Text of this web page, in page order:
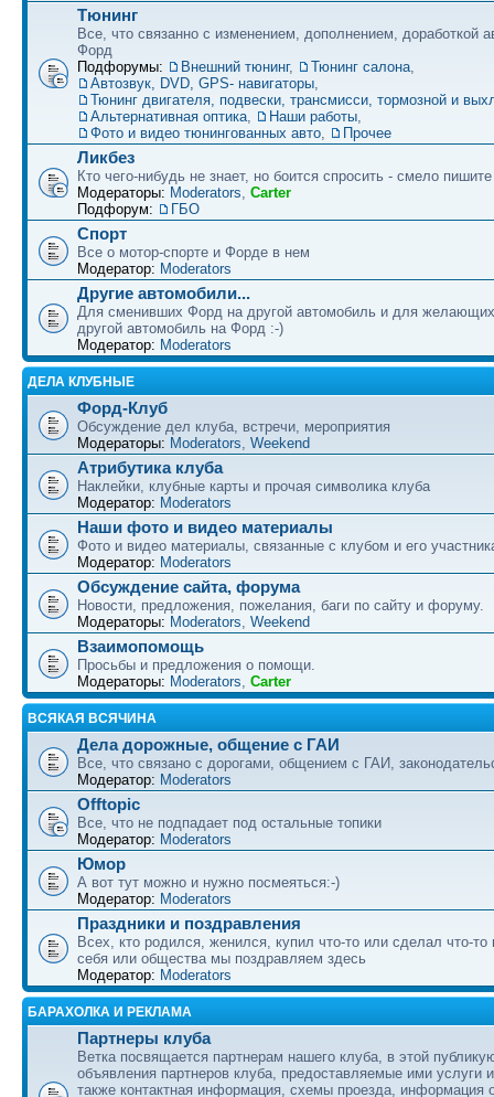
Тюнинг
Все, что связанно с изменением, дополнением, доработкой
Форд
Подфорумы:
Внешний тюнинг, Тюнинг салона
Автозвук, DVD, GPS- навигаторы
Тюнинг двигателя, подвески, трансмисси, тормозной и
Альтернативная оптика
Наши работы
Фото и видео тюнингованных авто
Прочее
Ликбез
Кто чего-нибудь не знает, но боится спросить - смело
Модераторы: Moderators Carter
Подфорум:
ГБО
Спорт
Все о мотор-спорте и Форде в нем
Модератор: Moderators
Другие автомобили...
Для сменивших Форд на другой автомобиль и для
другой автомобиль на Форд :-)
Модератор: Moderators
ДЕЛА КЛУБНЫЕ
Форд-Клуб
Обсуждение дел клуба, встречи, мероприятия
Модераторы: Moderators Weekend
Атрибутика клуба
Наклейки, клубные карты и прочая символика клуба
Модератор: Moderators
Наши фото и видео материалы
Фото и видео материалы, связанные с клубом и его
Модератор: Moderators
Обсуждение сайта, форума
Новости, предложения, пожелания, баги по сайту и форуму.
Модераторы: Moderators Weekend
Взаимопомощь
Просьбы и предложения о помощи.
Модераторы: Moderators Carter
ВСЯКАЯ ВСЯЧИНА
Дела дорожные, общение с ГАИ
Все, что связано с дорогами, общением с ГАИ,
Модератор: Moderators
Offtopic
Все, что не подпадает под остальные топики
Модератор: Moderators
Юмор
А вот тут можно и нужно посмеяться:-)
Модератор: Moderators
Праздники и поздравления
Всех, кто родился, женился, купил что-то или сделал что-то
себя или общества мы поздравляем здесь
Модератор: Moderators
БАРАХОЛКА И РЕКЛАМА
Партнеры клуба
Ветка посвящается партнерам нашего клуба, в этой
объявления партнеров клуба, предоставляемые ими услуги
также контактная информация, схемы проезда, информация